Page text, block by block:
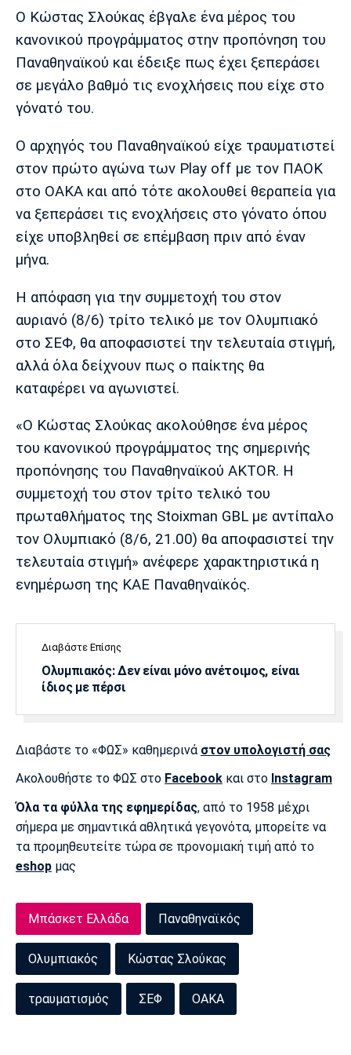
Πολιτισμός
Τραγούδια
Cine Spot
Running
Media
Παρασκήνιο
Πρόγραμμα TV
Ιωνικός Κηφισιά Πανσερραϊκός
Μπαρτσελόνα
Ρεάλ
Μαδρίτης
Ατλέτικο
Μαδρίτης
Λίβερπουλ
Σίτι
Γιουβέντους
Ίντερ Μίλαν Μπάγερν
Μπορούσια
Ντόρτμουντ
Παρί Σεν
Ζερμέν
Μαρσέιγ
Ο Κώστας Σλούκας έβγαλε ένα μέρος του
κανονικού προγράμματος στην προπόνηση του
Παναθηναϊκού και έδειξε πως έχει ξεπεράσει
σε μεγάλο βαθμό τις ενοχλήσεις που είχε στο
γόνατό του.
Ο αρχηγός του Παναθηναϊκού είχε τραυματιστεί
στον πρώτο αγώνα των Play off με τον ΠΑΟΚ
στο ΟΑΚΑ και από τότε ακολουθεί θεραπεία για
να ξεπεράσει τις ενοχλήσεις στο γόνατο όπου
είχε υποβληθεί σε επέμβαση πριν από έναν
μήνα.
Η απόφαση για την συμμετοχή του στον
αυριανό (8/6) τρίτο τελικό με τον Ολυμπιακό
στο ΣΕΦ, θα αποφασιστεί την τελευταία στιγμή,
αλλά όλα δείχνουν πως ο παίκτης θα
καταφέρει να αγωνιστεί.
«Ο Κώστας Σλούκας ακολούθησε ένα μέρος
του κανονικού προγράμματος της σημερινής
προπόνησης του Παναθηναϊκού AKTOR. Η
συμμετοχή του στον τρίτο τελικό του
πρωταθλήματος της Stoixman GBL με αντίπαλο
τον Ολυμπιακό (8/6, 21.00) θα αποφασιστεί την
τελευταία στιγμή» ανέφερε χαρακτηριστικά η
ενημέρωση της ΚΑΕ Παναθηναϊκός.
Διαβάστε Επίσης
Ολυμπιακός: Δεν είναι μόνο ανέτοιμος, είναι
ίδιος με πέρσι
Διαβάστε το «ΦΩΣ» καθημερινά στον υπολογιστή σας
Ακολουθήστε το ΦΩΣ στο Facebook και στο Instagram
Όλα τα φύλλα της εφημερίδας, από το 1958 μέχρι
σήμερα με σημαντικά αθλητικά γεγονότα, μπορείτε να
τα προμηθευτείτε τώρα σε προνομιακή τιμή από το
eshop μας
Μπάσκετ Ελλάδα Παναθηναϊκός
Ολυμπιακός Κώστας Σλούκας
τραυματισμός ΣΕΦ ΟΑΚΑ